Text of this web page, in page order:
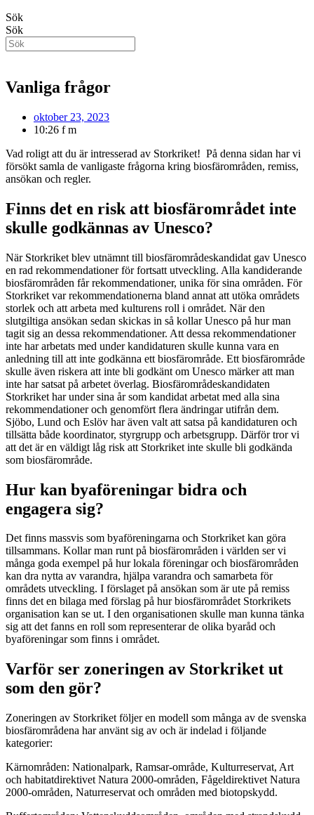
Sök
Sök
Vanliga frågor
oktober 23, 2023
10:26 f m
Vad roligt att du är intresserad av Storkriket! På denna sidan har vi
försökt samla de vanligaste frågorna kring biosfärområden, remiss,
ansökan och regler.
Finns det en risk att biosfärområdet inte
skulle godkännas av Unesco?
När Storkriket blev utnämnt till biosfärområdeskandidat gav Unesco
en rad rekommendationer för fortsatt utveckling. Alla kandiderande
biosfärområden får rekommendationer, unika för sina områden. För
Storkriket var rekommendationerna bland annat att utöka områdets
storlek och att arbeta med kulturens roll i området. När den
slutgiltiga ansökan sedan skickas in så kollar Unesco på hur man
tagit sig an dessa rekommendationer. Att dessa rekommendationer
inte har arbetats med under kandidaturen skulle kunna vara en
anledning till att inte godkänna ett biosfärområde. Ett biosfärområde
skulle även riskera att inte bli godkänt om Unesco märker att man
inte har satsat på arbetet överlag. Biosfärområdeskandidaten
Storkriket har under sina år som kandidat arbetat med alla sina
rekommendationer och genomfört flera ändringar utifrån dem.
Sjöbo, Lund och Eslöv har även valt att satsa på kandidaturen och
tillsätta både koordinator, styrgrupp och arbetsgrupp. Därför tror vi
att det är en väldigt låg risk att Storkriket inte skulle bli godkända
som biosfärområde.
Hur kan byaföreningar bidra och
engagera sig?
Det finns massvis som byaföreningarna och Storkriket kan göra
tillsammans. Kollar man runt på biosfärområden i världen ser vi
många goda exempel på hur lokala föreningar och biosfärområden
kan dra nytta av varandra, hjälpa varandra och samarbeta för
områdets utveckling. I förslaget på ansökan som är ute på remiss
finns det en bilaga med förslag på hur biosfärområdet Storkrikets
organisation kan se ut. I den organisationen skulle man kunna tänka
sig att det fanns en roll som representerar de olika byaråd och
byaföreningar som finns i området.
Varför ser zoneringen av Storkriket ut
som den gör?
Zoneringen av Storkriket följer en modell som många av de svenska
biosfärområdena har använt sig av och är indelad i följande
kategorier:
Kärnområden: Nationalpark, Ramsar-område, Kulturreservat, Art
och habitatdirektivet Natura 2000-områden, Fågeldirektivet Natura
2000-områden, Naturreservat och områden med biotopskydd.